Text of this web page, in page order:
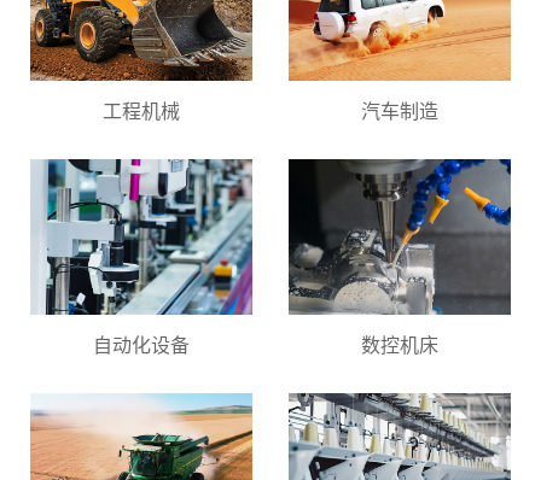
工程机械 汽车制造
自动化设备 数控机床
微信号：
点击复制微信号